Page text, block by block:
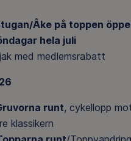
Åke på toppen
hela juli
med medlemsrabatt
runt, cykellopp
klassikern